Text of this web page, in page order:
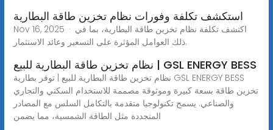
استكشف تكلفة وفورات نظام تخزين طاقة البطارية
Nov 16, 2025 · اكتشف تكلفة نظام تخزين طاقة البطارية، بما في
ذلك العوامل المؤثرة على التسعير وعائد الاستثمار.
نظام تخزين طاقة البطارية للبيع | GSL ENERGY BESS
نظام تخزين طاقة البطارية للبيع | توفر بطارية GSL ENERGY BESS
تخزين طاقة بسعة كبيرة وموثوقة مصممة للاستخدام السكني والتجاري
والصناعي. يسمح تكنولوجيا متقدمة بالتكامل السلس مع المصادر
المتجددة مثل الطاقة الشمسية، مما يضمن